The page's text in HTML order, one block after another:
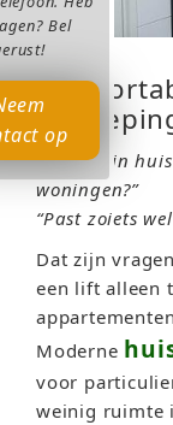
Bel
op
“Een lift in
woningen?”
“Past zoiets
Dat zijn
een lift alleen
Moderne
voor
weinig ruimte